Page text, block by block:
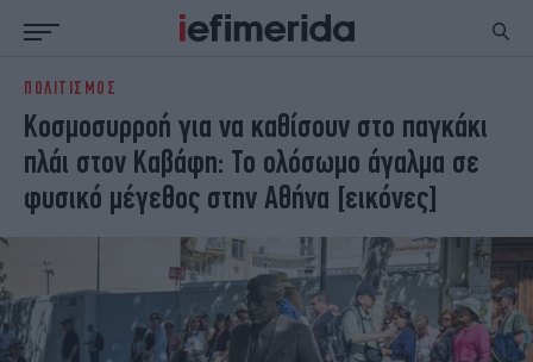
ΕΙΔΗΣΕΙΣ
NON PAPER
ΕΛΛΑΔΑ
ΟΙΚΟΝΟΜΙΑ
ΚΟΣΜΟΣ
ΠΟΛΙΤΙΣΜΟΣ
ΠΑΝΕΛΛΗΝΙΕΣ
ΣΠΟΡ
ΓΥΝΑΙΚΑ
ENGLISH EDITION
ΠΟΛΗ
STORIES
ΕΚΛΟΓΕΣ
TRAVEL
ΠΟΛΙΤΙΣΜΟΣ
Κοσμοσυρροή για να καθίσουν στο παγκάκι
πλάι στον Καβάφη: Το ολόσωμο άγαλμα σε
φυσικό μέγεθος στην Αθήνα [εικόνες]